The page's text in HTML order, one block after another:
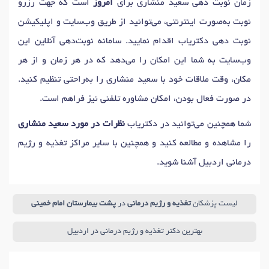
زمان نوبت دهی سعید منشاری برای امروز
است که جهت رزرو
نوبت به‌صورت اینترنتی، می‌توانید از طریق وب‌سایت و اپلیکیشن
نوبت دهی دکتریاب اقدام نمایید. سامانه نوبت‌دهی آنلاین این
وب‌سایت به شما این امکان را می‌دهد که در هر زمان و از هر
مکان، وقت ملاقات خود با سعید منشاری را به‌راحتی تنظیم کنید.
در صورت فعال بودن، امکان مشاوره تلفنی نیز فراهم است.
شما همچنین می‌توانید در دکتریابنظرات در مورد سعید منشاری
را مشاهده و مطالعه کنید و همچنین با سایر مراکز تغذیه و رژیم
درمانی اردبیل آشنا شوید.
لیست پزشکانتغذیه و رژیم درمانی در پشت بیمارستان امام خمینی
بهترین دکتر تغذیه و رژیم درمانی در اردبیل